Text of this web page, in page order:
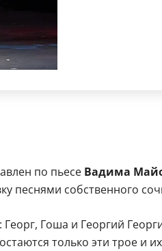
по пьесе Вадима
песнями собственного
Гоша и Георгий
только эти трое и